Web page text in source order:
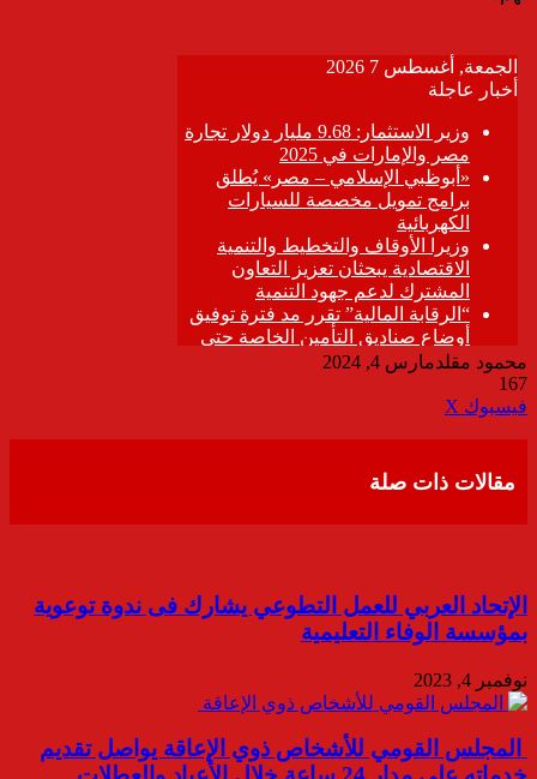
محمود مقلدمارس 4, 2024
167
فيسبوك ‫X
مقالات ذات صلة
الإتحاد العربي للعمل التطوعي يشارك فى ندوة توعوية
بمؤسسة الوفاء التعليمية
نوفمبر 4, 2023
المجلس القومي للأشخاص ذوي الإعاقة يواصل تقديم